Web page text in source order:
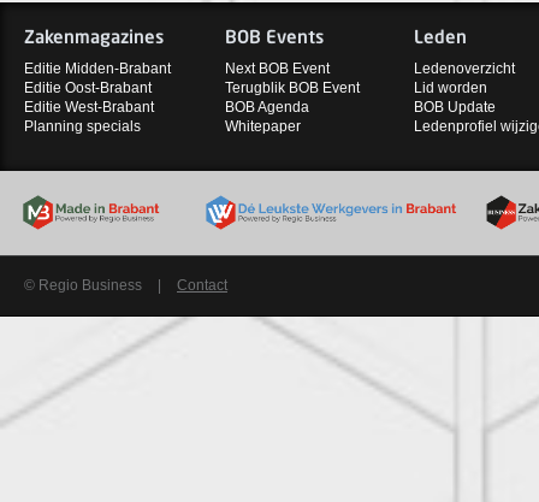
Zakenmagazines
Editie Midden-Brabant
Editie Oost-Brabant
Editie West-Brabant
Planning specials
BOB Events
Next BOB Event
Terugblik BOB Event
BOB Agenda
Whitepaper
Leden
Ledenoverzicht
Lid worden
BOB Update
Ledenprofiel
© Regio Business Contact